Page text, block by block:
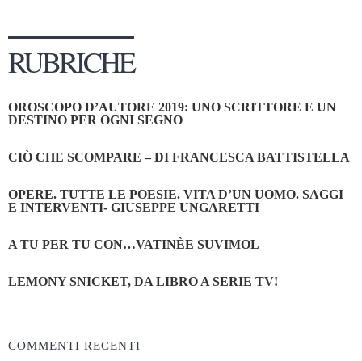
Tabù Festival 2014
A Tutto Volume
Marketing
RUBRICHE
OROSCOPO D’AUTORE 2019: UNO SCRITTORE E UN
DESTINO PER OGNI SEGNO
CIÒ CHE SCOMPARE – DI FRANCESCA BATTISTELLA
OPERE. TUTTE LE POESIE. VITA D’UN UOMO. SAGGI
E INTERVENTI- GIUSEPPE UNGARETTI
A TU PER TU CON…VATINÈE SUVIMOL
LEMONY SNICKET, DA LIBRO A SERIE TV!
COMMENTI RECENTI